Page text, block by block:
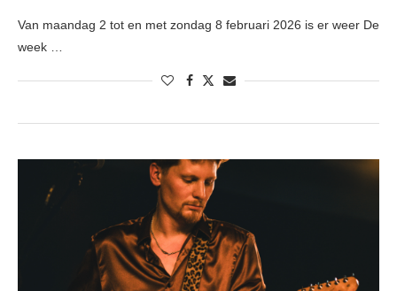
Van maandag 2 tot en met zondag 8 februari 2026 is er weer De
week …